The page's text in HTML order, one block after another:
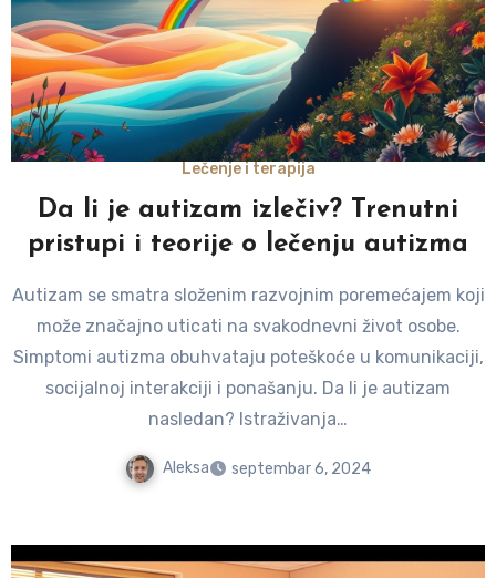
Lečenje i terapija
Da li je autizam izlečiv? Trenutni
pristupi i teorije o lečenju autizma
Autizam se smatra složenim razvojnim poremećajem koji
može značajno uticati na svakodnevni život osobe.
Simptomi autizma obuhvataju poteškoće u komunikaciji,
socijalnoj interakciji i ponašanju. Da li je autizam
nasledan? Istraživanja…
Aleksa septembar 6, 2024